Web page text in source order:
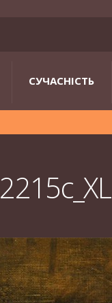
СУЧАСНІСТЬ